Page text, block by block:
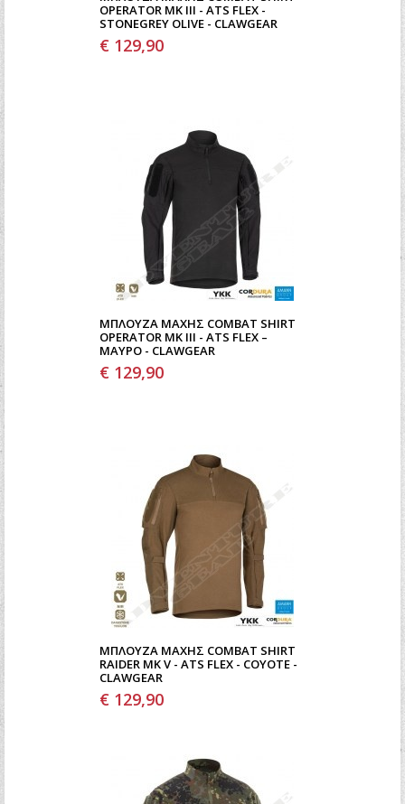
OPERATOR MK III - ATS FLEX -
STONEGREY OLIVE - CLAWGEAR
€ 129,90
ΜΠΛΟΎΖΑ ΜΆΧΗΣ COMBAT SHIRT
OPERATOR MK III - ATS FLEX –
ΜΑΎΡΟ - CLAWGEAR
€ 129,90
ΜΠΛΟΎΖΑ ΜΆΧΗΣ COMBAT SHIRT
RAIDER MK V - ATS FLEX - COYOTE -
CLAWGEAR
€ 129,90